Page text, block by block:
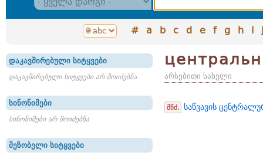
# a b c d e f g h i j
დაკავშირებული სიტყვები
დაკავშირებული სიტყვები არ მოიძებნა
სინონიმები
სინონიმები არ მოიძებნა
მეზობელი სიტყვები
არსებითი სახელი
შწძ. საწვავის